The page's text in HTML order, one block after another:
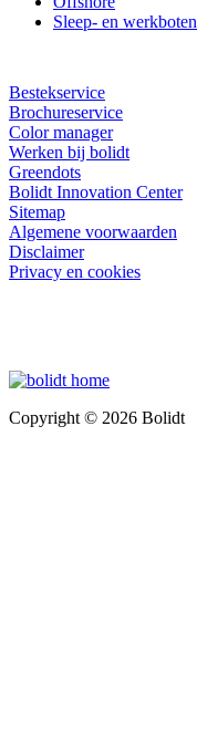
Sleep- en werkboten
Bestekservice
Brochureservice
Color manager
Werken bij bolidt
Greendots
Bolidt Innovation Center
Sitemap
Algemene voorwaarden
Disclaimer
Privacy en cookies
Copyright © 2026 Bolidt